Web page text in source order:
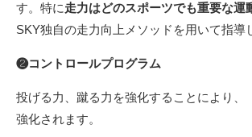
す。特に走力はどのスポーツでも重要な運
SKY独自の走力向上メソッドを用いて指導
❷コントロールプログラム
投げる力、蹴る力を強化することにより、
強化されます。